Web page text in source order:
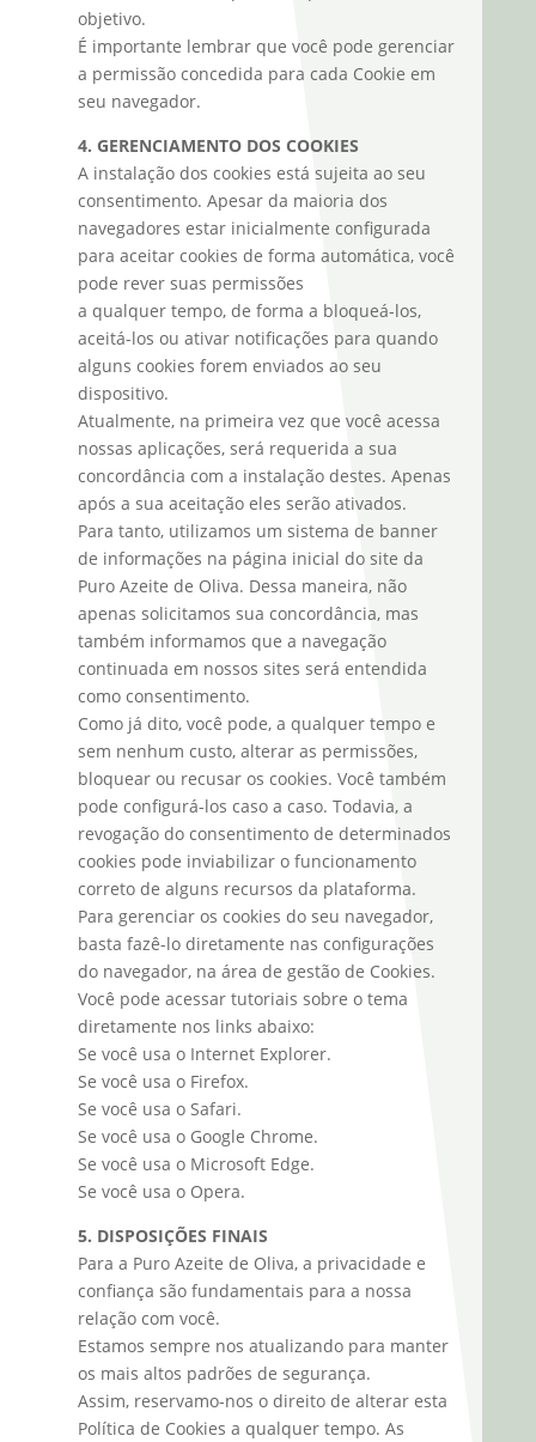
objetivo.
É importante lembrar que você pode gerenciar
a permissão concedida para cada Cookie em
seu navegador.
4. GERENCIAMENTO DOS COOKIES
A instalação dos cookies está sujeita ao seu
consentimento. Apesar da maioria dos
navegadores estar inicialmente configurada
para aceitar cookies de forma automática, você
pode rever suas permissões
a qualquer tempo, de forma a bloqueá-los,
aceitá-los ou ativar notificações para quando
alguns cookies forem enviados ao seu
dispositivo.
Atualmente, na primeira vez que você acessa
nossas aplicações, será requerida a sua
concordância com a instalação destes. Apenas
após a sua aceitação eles serão ativados.
Para tanto, utilizamos um sistema de banner
de informações na página inicial do site da
Puro Azeite de Oliva. Dessa maneira, não
apenas solicitamos sua concordância, mas
também informamos que a navegação
continuada em nossos sites será entendida
como consentimento.
Como já dito, você pode, a qualquer tempo e
sem nenhum custo, alterar as permissões,
bloquear ou recusar os cookies. Você também
pode configurá-los caso a caso. Todavia, a
revogação do consentimento de determinados
cookies pode inviabilizar o funcionamento
correto de alguns recursos da plataforma.
Para gerenciar os cookies do seu navegador,
basta fazê-lo diretamente nas configurações
do navegador, na área de gestão de Cookies.
Você pode acessar tutoriais sobre o tema
diretamente nos links abaixo:
Se você usa o Internet Explorer.
Se você usa o Firefox.
Se você usa o Safari.
Se você usa o Google Chrome.
Se você usa o Microsoft Edge.
Se você usa o Opera.
5. DISPOSIÇÕES FINAIS
Para a Puro Azeite de Oliva, a privacidade e
confiança são fundamentais para a nossa
relação com você.
Estamos sempre nos atualizando para manter
os mais altos padrões de segurança.
Assim, reservamo-nos o direito de alterar esta
Política de Cookies a qualquer tempo. As